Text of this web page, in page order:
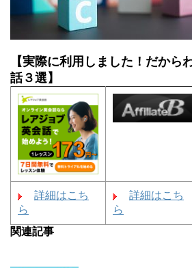
【実際に利用しました！だから
話３選】
詳細はこち
ら
詳細はこち
ら
関連記事